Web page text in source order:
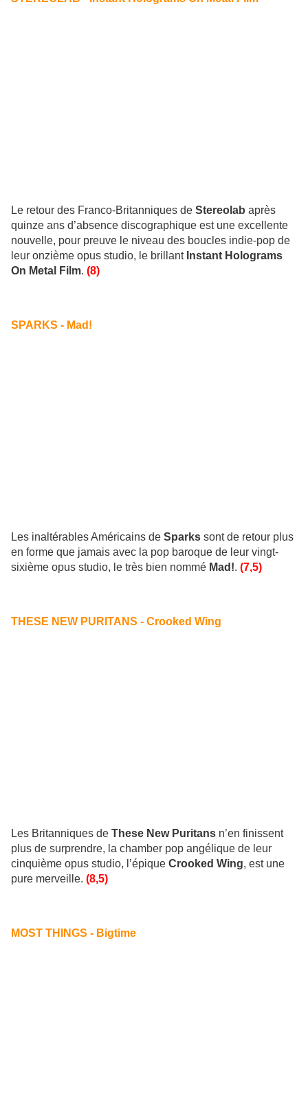
Le retour des Franco-Britanniques de Stereolab après
quinze ans d’absence discographique est une excellente
nouvelle, pour preuve le niveau des boucles indie-pop de
leur onzième opus studio, le brillant Instant Holograms
On Metal Film. (8)
SPARKS - Mad!
Les inaltérables Américains de Sparks sont de retour plus
en forme que jamais avec la pop baroque de leur vingt-
sixième opus studio, le très bien nommé Mad!. (7,5)
THESE NEW PURITANS - Crooked Wing
Les Britanniques de These New Puritans n’en finissent
plus de surprendre, la chamber pop angélique de leur
cinquième opus studio, l’épique Crooked Wing, est une
pure merveille. (8,5)
MOST THINGS - Bigtime